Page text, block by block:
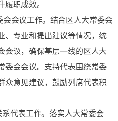
履职成效。
会会议工作。结合区人大常委会
、专业和提出建议等情况，统
会议，确保基层一线的区人大
委会会议。支持代表围绕常委
众意见建议，鼓励列席代表积
系代表工作。落实人大常委会